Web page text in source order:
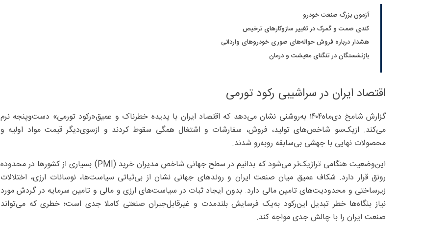
آزمون بزرگ صنعت خودرو
کندی صمت و گمرک در تغییر سازوکارهای ترخیص
هشدار درباره فروش حواله‌های صوری خودروهای وارداتی
بازنشستگان در تنگنای معیشت و درمان
اقتصاد ایران در سراشیبی رکود تورمی
گزارش شامخ دی‌ماه۱۴۰۴ به‌روشنی نشان می‌دهد که اقتصاد ایران با پدیده خطرناک و عمیق«رکود تورمی» دست‌وپنجه نرم
می‌کند. ازیک‌سو شاخص‌های تولید، فروش، سفارشات و اشتغال همگی سقوط کردند و ازسوی‌دیگر قیمت مواد اولیه و
محصولات نهایی با جهشی بی‌سابقه روبه‌رو شدند.
این‌وضعیت هنگامی تراژیک‌تر می‌شود که بدانیم در سطح جهانی شاخص مدیران خرید (PMI) بسیاری از کشورها در محدوده
رونق قرار دارد. شکاف عمیق میان صنعت ایران و روندهای جهانی نشان از بی‌ثباتی سیاست‌ها، نوسانات ارزی، اختلالات
زیرساختی و محدودیت‌های تامین مالی دارد. بدون ایجاد ثبات در سیاست‌های ارزی و مالی و تامین سرمایه در گردش مورد
نیاز بنگاه‌ها خطر تبدیل این‌رکود به‌یک فرسایش بلندمدت و غیرقابل‌جبران صنعتی کاملا جدی است؛ خطری که می‌تواند
صنعت ایران را با چالش جدی مواجه کند.